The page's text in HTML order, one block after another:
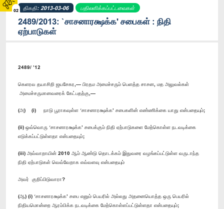
02 திகதி: 2013-03-06 பதிலளிக்கப்பட்டவைகள்
2489/2013: `சாசனாரக்ஷக்க' சபைகள் : நிதி
ஏற்பாடுகள்
2489/ ’12
கெளரவ தயாசிறி ஜயசேகர,— பிரதம அமைச்சரும் பெளத்த சாசன, மத அலுவல்கள்
அமைச்சருமானவரைக் கேட்பதற்கு,—
(அ) (i) நாடு பூராகவுள்ள ‘சாசனாரக்ஷக்க’ சபைகளின் எண்ணிக்கை யாது என்பதையும்;
(ii) ஒவ்வொரு ‘சாசனாரக்ஷக்க’ சபைக்கும் நிதி ஏற்பாடுகளை மேற்கொள்ள நடவடிக்கை
எடுக்கப்பட்டுள்ளதா என்பதையும்;
(iii) அவ்வாறாயின் 2010 ஆம் ஆண்டு தொடக்கம் இதுவரை வழங்கப்பட்டுள்ள வருடாந்த
நிதி ஏற்பாடுகள் வெவ்வேறாக எவ்வளவு என்பதையும்
அவர் குறிப்பிடுவாரா?
(ஆ) (i) ‘சாசனாரக்ஷக்க’ சபை எனும் பெயரில் அல்லது அதனையொத்த ஒரு பெயரில்
நிதியமொன்றை ஆரம்பிக்க நடவடிக்கை மேற்கொள்ளப்பட்டுள்ளதா என்பதையும்;